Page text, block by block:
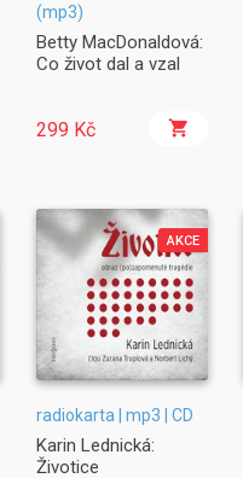
(mp3)
Betty MacDonaldová:
Co život dal a vzal
299 Kč
AKCE
radiokarta | mp3 | CD
Karin Lednická:
Životice